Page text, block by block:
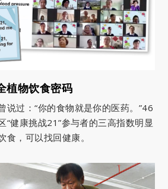
植物饮食密码
说过：“你的食物就是你的医药。”46
“健康挑战21”参与者的三高指数明显
食，可以找回健康。